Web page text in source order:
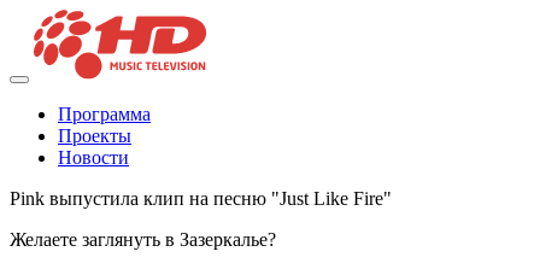
Программа
Проекты
Новости
Pink выпустила клип на песню "Just Like Fire"
Желаете заглянуть в Зазеркалье?